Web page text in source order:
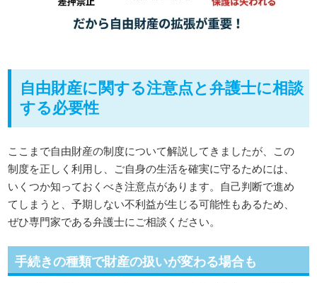
自由財産に関する注意点と弁護士に相談
する必要性
ここまで自由財産の制度について解説してきましたが、この
制度を正しく利用し、ご自身の生活を確実に守るためには、
いくつか知っておくべき注意点があります。自己判断で進め
てしまうと、予期しない不利益が生じる可能性もあるため、
ぜひ専門家である弁護士にご相談ください。
手続きの種類で財産の扱いが変わる場合も